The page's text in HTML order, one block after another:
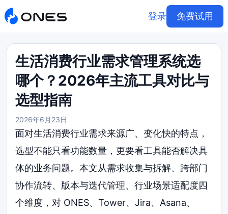
登录 免费试用
生活消费行业需求管理系统选
哪个？2026年主流工具对比与
选型指南
2026年6月23日
面对生活消费行业需求来源广、变化快的特点，
选型不能只看功能数量，更要看工具能否解决具
体的业务问题。本文从需求收集与拆解、跨部门
协作流转、版本与迭代管理、行业场景适配度四
个维度，对 ONES、Tower、Jira、Asana、